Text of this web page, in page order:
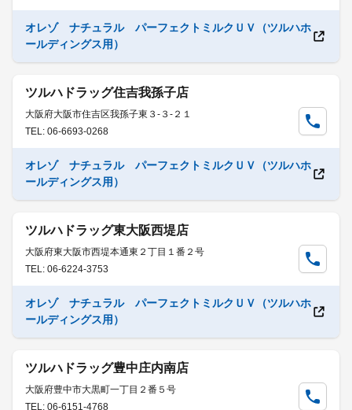
オレゾ ナチュラル パーフェクトミルクＵＶ（ツルハホ
ールディングス用）
ツルハドラッグ住吉我孫子店
大阪府大阪市住吉区我孫子東３-３-２１
TEL: 06-6693-0268
オレゾ ナチュラル パーフェクトミルクＵＶ（ツルハホ
ールディングス用）
ツルハドラッグ東大阪西堤店
大阪府東大阪市西堤本通東２丁目１番２号
TEL: 06-6224-3753
オレゾ ナチュラル パーフェクトミルクＵＶ（ツルハホ
ールディングス用）
ツルハドラッグ豊中庄内南店
大阪府豊中市大黒町一丁目２番５号
TEL: 06-6151-4768